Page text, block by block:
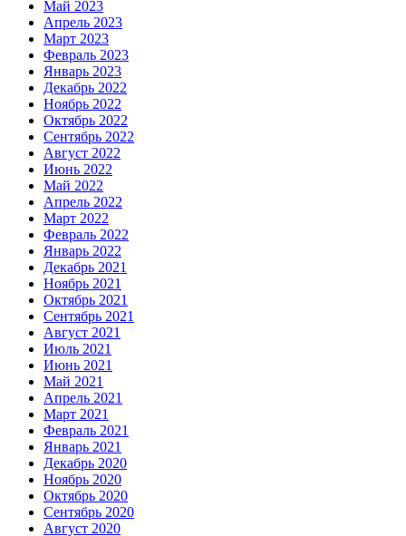
Май 2023
Апрель 2023
Март 2023
Февраль 2023
Январь 2023
Декабрь 2022
Ноябрь 2022
Октябрь 2022
Сентябрь 2022
Август 2022
Июнь 2022
Май 2022
Апрель 2022
Март 2022
Февраль 2022
Январь 2022
Декабрь 2021
Ноябрь 2021
Октябрь 2021
Сентябрь 2021
Август 2021
Июль 2021
Июнь 2021
Май 2021
Апрель 2021
Март 2021
Февраль 2021
Январь 2021
Декабрь 2020
Ноябрь 2020
Октябрь 2020
Сентябрь 2020
Август 2020